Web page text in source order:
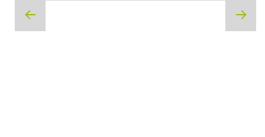
Beitragsnavigation